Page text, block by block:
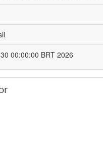
00:00:00 BRT 2026